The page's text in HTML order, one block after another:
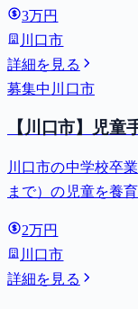
3万円
川口市
詳細を見る
募集中 川口市
【川口市】児童
川口市の中学校卒
まで）の児童を養
子以降は15,000円
2万円
川口市
詳細を見る